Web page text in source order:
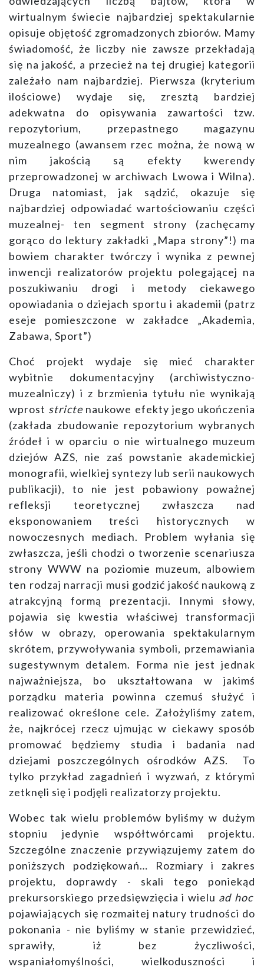
wirtualnym świecie najbardziej spektakularnie
opisuje objętość zgromadzonych zbiorów. Mamy
świadomość, że liczby nie zawsze przekładają
się na jakość, a przecież na tej drugiej kategorii
zależało nam najbardziej. Pierwsza (kryterium
ilościowe) wydaje się, zresztą bardziej
adekwatna do opisywania zawartości tzw.
repozytorium, przepastnego magazynu
muzealnego (awansem rzec można, że nową w
nim jakością są efekty kwerendy
przeprowadzonej w archiwach Lwowa i Wilna).
Druga natomiast, jak sądzić, okazuje się
najbardziej odpowiadać wartościowaniu części
muzealnej- ten segment strony (zachęcamy
gorąco do lektury zakładki „Mapa strony”!) ma
bowiem charakter twórczy i wynika z pewnej
inwencji realizatorów projektu polegającej na
poszukiwaniu drogi i metody ciekawego
opowiadania o dziejach sportu i akademii (patrz
eseje pomieszczone w zakładce „Akademia,
Zabawa, Sport”)
Choć projekt wydaje się mieć charakter
wybitnie dokumentacyjny (archiwistyczno-
muzealniczy) i z brzmienia tytułu nie wynikają
wprost strictenaukowe efekty jego ukończenia
(zakłada zbudowanie repozytorium wybranych
źródeł i w oparciu o nie wirtualnego muzeum
dziejów AZS, nie zaś powstanie akademickiej
monografii, wielkiej syntezy lub serii naukowych
publikacji), to nie jest pobawiony poważnej
refleksji teoretycznej zwłaszcza nad
eksponowaniem treści historycznych w
nowoczesnych mediach. Problem wyłania się
zwłaszcza, jeśli chodzi o tworzenie scenariusza
strony WWW na poziomie muzeum, albowiem
ten rodzaj narracji musi godzić jakość naukową z
atrakcyjną formą prezentacji. Innymi słowy,
pojawia się kwestia właściwej transformacji
słów w obrazy, operowania spektakularnym
skrótem, przywoływania symboli, przemawiania
sugestywnym detalem. Forma nie jest jednak
najważniejsza, bo ukształtowana w jakimś
porządku materia powinna czemuś służyć i
realizować określone cele. Założyliśmy zatem,
że, najkrócej rzecz ujmując w ciekawy sposób
promować będziemy studia i badania nad
dziejami poszczególnych ośrodków AZS. To
tylko przykład zagadnień i wyzwań, z którymi
zetknęli się i podjęli realizatorzy projektu.
Wobec tak wielu problemów byliśmy w dużym
stopniu jedynie współtwórcami projektu.
Szczególne znaczenie przywiązujemy zatem do
poniższych podziękowań… Rozmiary i zakres
projektu, doprawdy - skali tego poniekąd
prekursorskiego przedsięwzięcia i wielu ad hoc
pojawiających się rozmaitej natury trudności do
pokonania - nie byliśmy w stanie przewidzieć,
sprawiły, iż bez życzliwości,
wspaniałomyślności, wielkoduszności i